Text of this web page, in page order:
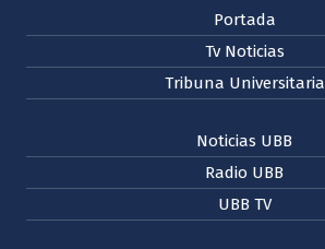
Portada
Tv Noticias
Tribuna Universitaria
Noticias UBB
Radio UBB
UBB TV